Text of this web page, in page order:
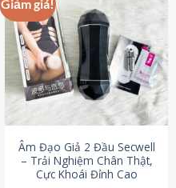
Giảm giá!
Âm Đạo Giả 2 Đầu Secwell
– Trải Nghiệm Chân Thật,
Cực Khoái Đỉnh Cao